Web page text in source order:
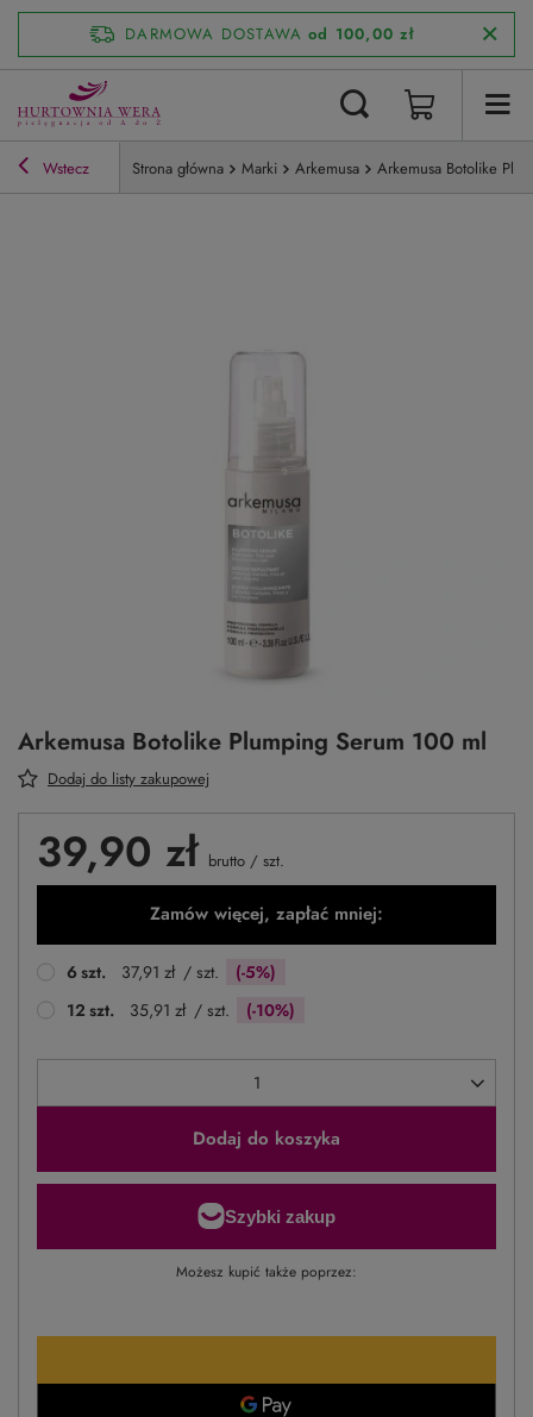
DARMOWA DOSTAWA od 100,00 zł
Wstecz Strona główna Marki Arkemusa Arkemusa Botolike
Arkemusa Botolike Plumping Serum 100 ml
Dodaj do listy zakupowej
39,90 zł brutto / szt.
Zamów więcej, zapłać mniej:
6 szt. 37,91 zł / szt.
(-5%)
12 szt. 35,91 zł / szt. (-10%)
Dodaj do koszyka
Możesz kupić także poprzez: